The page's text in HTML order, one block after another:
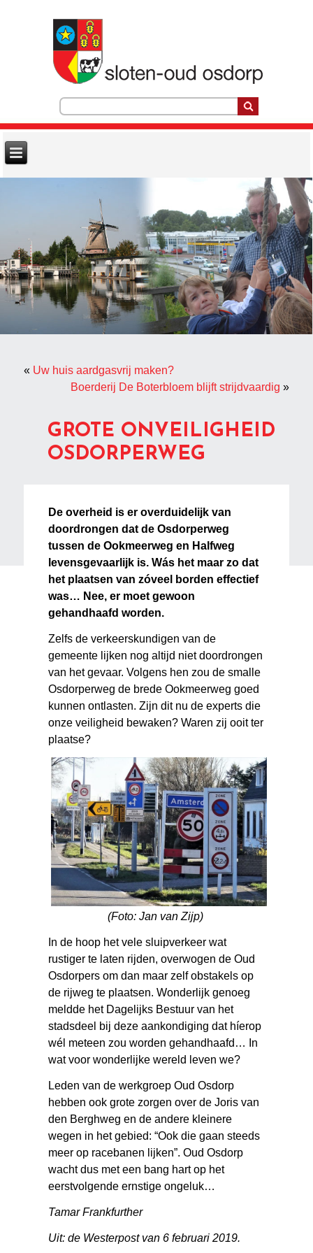
« Uw huis aardgasvrij maken?
Boerderij De Boterbloem blijft strijdvaardig »
GROTE ONVEILIGHEID
OSDORPERWEG
De overheid is er overduidelijk van
doordrongen dat de Osdorperweg
tussen de Ookmeerweg en Halfweg
levensgevaarlijk is. Wás het maar zo dat
het plaatsen van zóveel borden effectief
was… Nee, er moet gewoon
gehandhaafd worden.
Zelfs de verkeerskundigen van de
gemeente lijken nog altijd niet doordrongen
van het gevaar. Volgens hen zou de smalle
Osdorperweg de brede Ookmeerweg goed
kunnen ontlasten. Zijn dit nu de experts die
onze veiligheid bewaken? Waren zij ooit ter
plaatse?
(Foto: Jan van Zijp)
In de hoop het vele sluipverkeer wat
rustiger te laten rijden, overwogen de Oud
Osdorpers om dan maar zelf obstakels op
de rijweg te plaatsen. Wonderlijk genoeg
meldde het Dagelijks Bestuur van het
stadsdeel bij deze aankondiging dat híerop
wél meteen zou worden gehandhaafd… In
wat voor wonderlijke wereld leven we?
Leden van de werkgroep Oud Osdorp
hebben ook grote zorgen over de Joris van
den Berghweg en de andere kleinere
wegen in het gebied: “Ook die gaan steeds
meer op racebanen lijken”. Oud Osdorp
wacht dus met een bang hart op het
eerstvolgende ernstige ongeluk…
Tamar Frankfurther
Uit: de Westerpost van 6 februari 2019.